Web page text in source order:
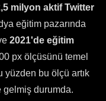
milyon aktif Twitter
eğitim pazarında
2021'de eğitim
px ölçüsünü temel
yüzden bu ölçü artık
gelmiş durumda.